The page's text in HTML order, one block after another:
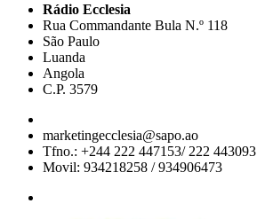
Rádio Ecclesia
Rua Commandante Bula N.º 118
São Paulo
Luanda
Angola
C.P. 3579
marketingecclesia@sapo.ao
Tfno.: +244 222 447153/ 222 443093
Movil: 934218258 / 934906473